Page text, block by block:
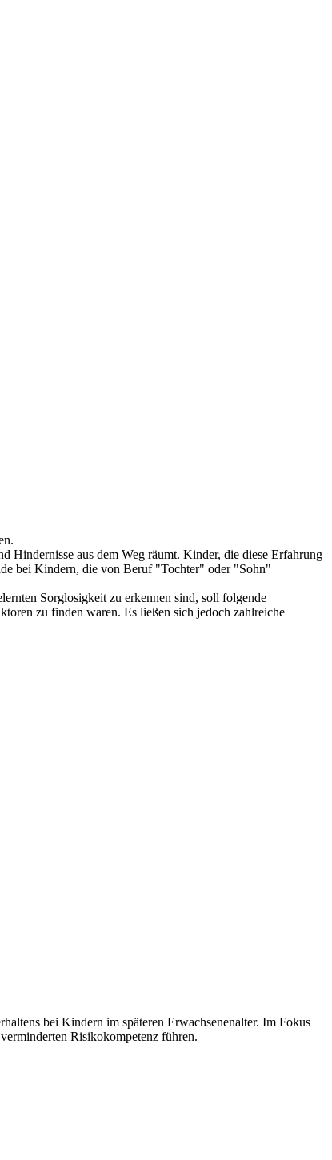
Hindernisse aus dem Weg räumt. Kinder, die diese Erfahrung
bei Kindern, die von Beruf "Tochter" oder "Sohn"
Sorglosigkeit zu erkennen sind, soll folgende
zu finden waren. Es ließen sich jedoch zahlreiche
bei Kindern im späteren Erwachsenenalter. Im Fokus
Risikokompetenz führen.